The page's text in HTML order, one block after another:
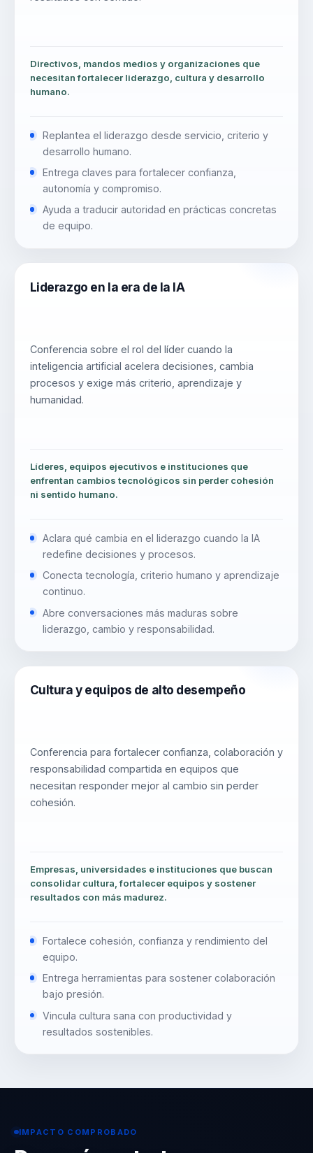
Directivos, mandos medios y organizaciones que
necesitan fortalecer liderazgo, cultura y desarrollo
humano.
Replantea el liderazgo desde servicio, criterio y
desarrollo humano.
Entrega claves para fortalecer confianza,
autonomía y compromiso.
Ayuda a traducir autoridad en prácticas concretas
de equipo.
Liderazgo en la era de la IA
Conferencia sobre el rol del líder cuando la
inteligencia artificial acelera decisiones, cambia
procesos y exige más criterio, aprendizaje y
humanidad.
Líderes, equipos ejecutivos e instituciones que
enfrentan cambios tecnológicos sin perder cohesión
ni sentido humano.
Aclara qué cambia en el liderazgo cuando la IA
redefine decisiones y procesos.
Conecta tecnología, criterio humano y aprendizaje
continuo.
Abre conversaciones más maduras sobre
liderazgo, cambio y responsabilidad.
Cultura y equipos de alto desempeño
Conferencia para fortalecer confianza, colaboración y
responsabilidad compartida en equipos que
necesitan responder mejor al cambio sin perder
cohesión.
Empresas, universidades e instituciones que buscan
consolidar cultura, fortalecer equipos y sostener
resultados con más madurez.
Fortalece cohesión, confianza y rendimiento del
equipo.
Entrega herramientas para sostener colaboración
bajo presión.
Vincula cultura sana con productividad y
resultados sostenibles.
IMPACTO COMPROBADO